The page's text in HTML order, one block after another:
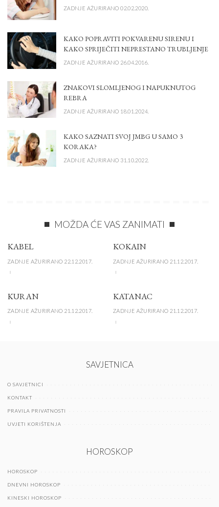
ZADNJE AŽURIRANO 02.02.2020.
KAKO POPRAVITI POKVARENU SIRENU I
KAKO SPRIJEČITI NEPRESTANO TRUBLJENJE
ZADNJE AŽURIRANO 26.04.2016.
ZNAKOVI SLOMLJENOG I NAPUKNUTOG
REBRA
ZADNJE AŽURIRANO 18.01.2024.
KAKO SAZNATI SVOJ JMBG U SAMO 3
KORAKA?
ZADNJE AŽURIRANO 31.10.2022.
MOŽDA ĆE VAS ZANIMATI
KABEL
ZADNJE AŽURIRANO 22.12.2017.
KOKAIN
ZADNJE AŽURIRANO 21.12.2017.
KURAN
ZADNJE AŽURIRANO 21.12.2017.
KATANAC
ZADNJE AŽURIRANO 21.12.2017.
SAVJETNICA
O SAVJETNICI
KONTAKT
PRAVILA PRIVATNOSTI
UVJETI KORIŠTENJA
HOROSKOP
HOROSKOP
DNEVNI HOROSKOP
KINESKI HOROSKOP